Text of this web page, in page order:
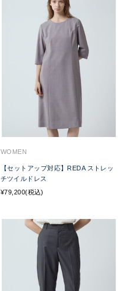
WOMEN
【セットアップ対応】REDA ストレッ
チツイルドレス
¥79,200(税込)